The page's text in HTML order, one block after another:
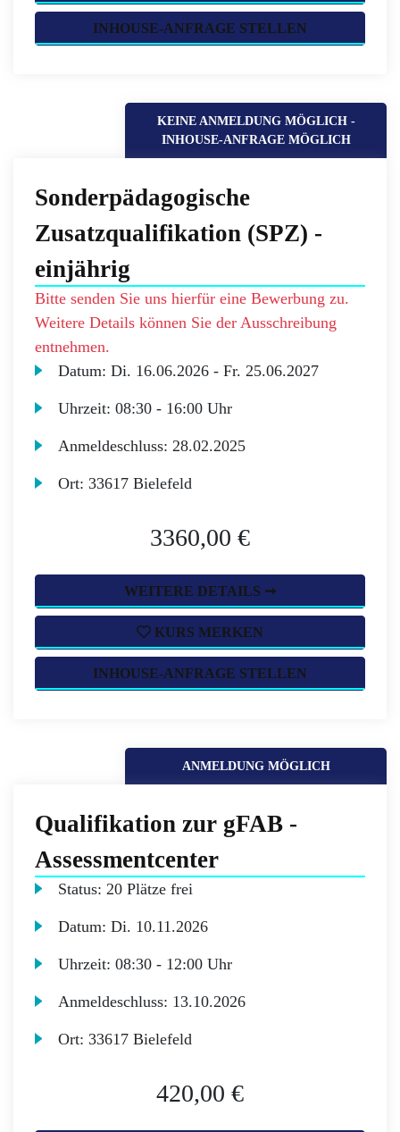
INHOUSE-ANFRAGE STELLEN
KEINE ANMELDUNG MÖGLICH -
INHOUSE-ANFRAGE MÖGLICH
Sonderpädagogische
Zusatzqualifikation (SPZ) -
einjährig
Bitte senden Sie uns hierfür eine Bewerbung zu.
Weitere Details können Sie der Ausschreibung
entnehmen.
Datum:Di. 16.06.2026 -Fr. 25.06.2027
Uhrzeit:08:30 - 16:00 Uhr
Anmeldeschluss:28.02.2025
Ort:33617 Bielefeld
3360,00 €
WEITERE DETAILS ➞
KURS MERKEN
INHOUSE-ANFRAGE STELLEN
ANMELDUNG MÖGLICH
Qualifikation zur gFAB -
Assessmentcenter
Status:20 Plätze frei
Datum:Di. 10.11.2026
Uhrzeit:08:30 - 12:00 Uhr
Anmeldeschluss: 13.10.2026
Ort:33617 Bielefeld
420,00 €